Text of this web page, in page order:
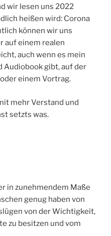
wir lesen uns 2022
heißen wird: Corona
können wir uns
auf einem realen
auch wenn es mein
Audiobook gibt, auf der
einem Vortrag.
mehr Verstand und
setzts was.
in zunehmendem Maße
genug haben von
von der Wichtigkeit,
zu besitzen und vom